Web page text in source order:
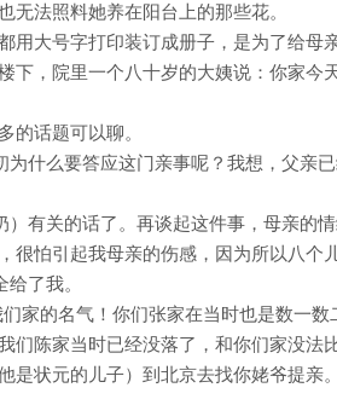
法照料她养在阳台上的那些花。
用大号字打印装订成册子，是为了给母
下，院里一个八十岁的大姨说：你家今
的话题可以聊。
为什么要答应这门亲事呢？我想，父亲
）有关的话了。再谈起这件事，母亲的
很怕引起我母亲的伤感，因为所以八个
了我。
家的名气！你们张家在当时也是数一数
们陈家当时已经没落了，和你们家没法
是状元的儿子）到北京去找你姥爷提亲